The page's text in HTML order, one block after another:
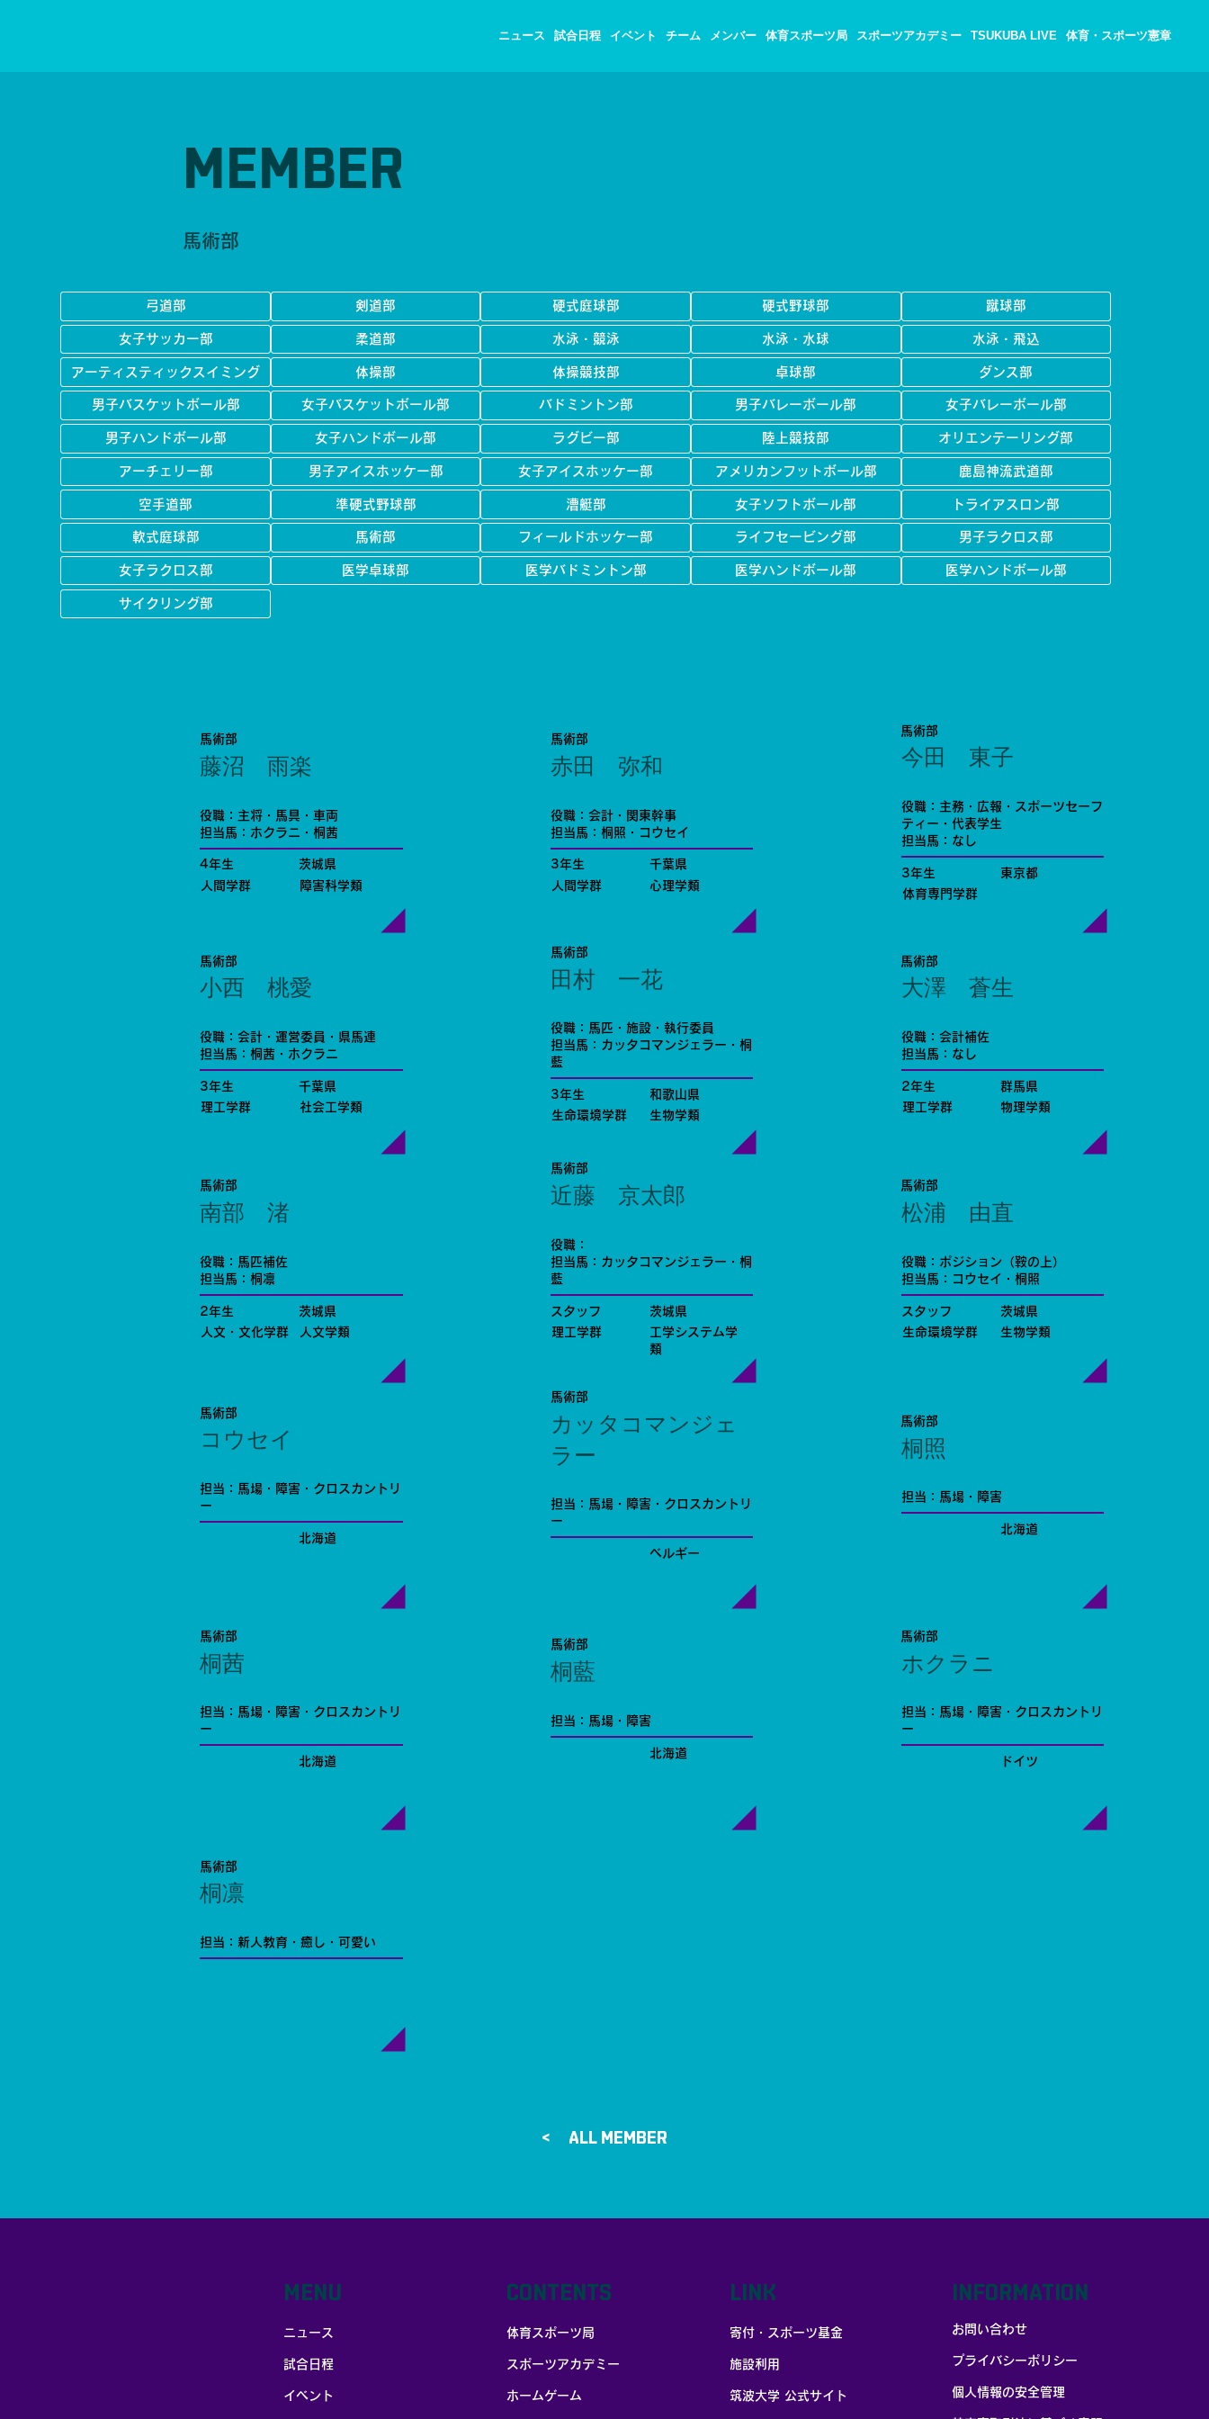
ニュース 試合日程 イベント チーム メンバー 体育スポーツ局 スポーツアカデミー TSUKUBA LIVE 体育・スポーツ憲章
MEMBER
馬術部
弓道部 剣道部 硬式庭球部 硬式野球部 蹴球部
女子サッカー部 柔道部 水泳・競泳 水泳・水球 水泳・飛込
アーティスティックスイミング 体操部 体操競技部 卓球部 ダンス部
男子バスケットボール部 女子バスケットボール部 バドミントン部 男子バレーボール部 女子バレーボール部
男子ハンドボール部 女子ハンドボール部 ラグビー部 陸上競技部 オリエンテーリング部
アーチェリー部 男子アイスホッケー部 女子アイスホッケー部 アメリカンフットボール部 鹿島神流武道部
空手道部 準硬式野球部 漕艇部 女子ソフトボール部 トライアスロン部
軟式庭球部 馬術部 フィールドホッケー部 ライフセービング部 男子ラクロス部
女子ラクロス部 医学卓球部 医学バドミントン部 医学ハンドボール部 医学ハンドボール部
サイクリング部
馬術部
藤沼 雨楽
役職：主将・馬具・車両
担当馬：ホクラニ・桐茜
4年生
茨城県
人間学群
障害科学類
馬術部
赤田 弥和
役職：会計・関東幹事
担当馬：桐照・コウセイ
3年生
千葉県
人間学群
心理学類
馬術部
今田 東子
役職：主務・広報・スポーツセーフ
ティー・代表学生
担当馬：なし
3年生
東京都
体育専門学群
馬術部
小西 桃愛
役職：会計・運営委員・県馬連
担当馬：桐茜・ホクラニ
3年生
千葉県
理工学群
社会工学類
馬術部
田村 一花
役職：馬匹・施設・執行委員
担当馬：カッタコマンジェラー・桐
藍
3年生
和歌山県
生命環境学群
生物学類
馬術部
大澤 蒼生
役職：会計補佐
担当馬：なし
2年生
群馬県
理工学群
物理学類
馬術部
南部 渚
役職：馬匹補佐
担当馬：桐凛
2年生
茨城県
人文・文化学群
人文学類
馬術部
近藤 京太郎
役職：
担当馬：カッタコマンジェラー・桐
藍
スタッフ
茨城県
理工学群
工学システム学
類
馬術部
松浦 由直
役職：ポジション（鞍の上）
担当馬：コウセイ・桐照
スタッフ
茨城県
生命環境学群
生物学類
馬術部
コウセイ
担当：馬場・障害・クロスカントリ
ー
北海道
馬術部
カッタコマンジェ
ラー
担当：馬場・障害・クロスカントリ
ー
ベルギー
馬術部
桐照
担当：馬場・障害
北海道
馬術部
桐茜
担当：馬場・障害・クロスカントリ
ー
北海道
馬術部
桐藍
担当：馬場・障害
北海道
馬術部
ホクラニ
担当：馬場・障害・クロスカントリ
ー
ドイツ
馬術部
桐凛
担当：新人教育・癒し・可愛い
ALL MEMBER >
ニュース
試合日程
イベント
MENU
体育スポーツ局
スポーツアカデミー
ホームゲーム
CONTENTS
寄付・スポーツ基金
施設利用
筑波大学 公式サイト
LINK INFORMATION
お問い合わせ
プライバシーポリシー
個人情報の安全管理